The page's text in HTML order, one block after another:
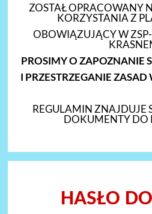
ZOSTAŁ OPRACOWANY
KORZYSTANIA Z
OBOWIĄZUJĄCY W
PROSIMY O ZAPOZNANIE
I PRZESTRZEGANIE
REGULAMIN ZNAJDUJE
DOKUMENTY DO
HASŁO